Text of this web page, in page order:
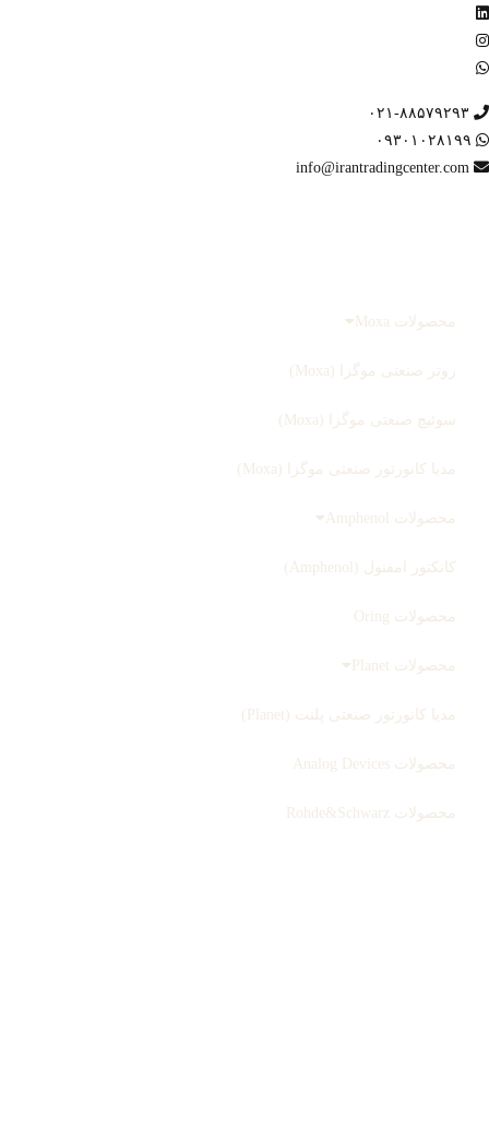
۰۲۱-۸۸۵۷۹۲۹۳
۰۹۳۰۱۰۲۸۱۹۹
info@irantradingcenter.com
محصولات Moxa
روتر صنعتی موگزا (Moxa)
سوئیچ صنعتی موگزا (Moxa)
مدیا کانورتور صنعتی موگزا (Moxa)
محصولات Amphenol
کانکتور امفنول (Amphenol)
محصولات Oring
محصولات Planet
مدیا کانورتور صنعتی پلنت (Planet)
محصولات Analog Devices
محصولات Rohde&Schwarz